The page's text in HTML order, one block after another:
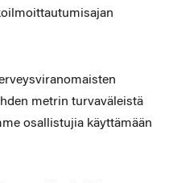
metrin turvaväleistä
osallistujia käyttämään